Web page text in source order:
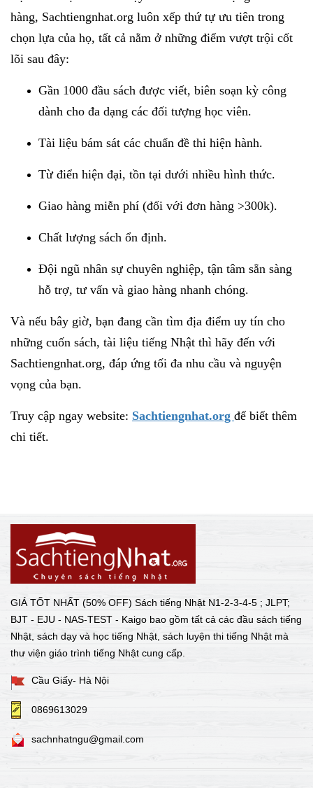
hàng, Sachtiengnhat.org luôn xếp thứ tự ưu tiên trong
chọn lựa của họ, tất cả nằm ở những điểm vượt trội cốt
lõi sau đây:
Gần 1000 đầu sách được viết, biên soạn kỳ công
dành cho đa dạng các đối tượng học viên.
Tài liệu bám sát các chuẩn đề thi hiện hành.
Từ điển hiện đại, tồn tại dưới nhiều hình thức.
Giao hàng miễn phí (đối với đơn hàng >300k).
Chất lượng sách ổn định.
Đội ngũ nhân sự chuyên nghiệp, tận tâm sẵn sàng
hỗ trợ, tư vấn và giao hàng nhanh chóng.
Và nếu bây giờ, bạn đang cần tìm địa điểm uy tín cho
những cuốn sách, tài liệu tiếng Nhật thì hãy đến với
Sachtiengnhat.org, đáp ứng tối đa nhu cầu và nguyện
vọng của bạn.
Truy cập ngay website: Sachtiengnhat.org để biết thêm
chi tiết.
GIÁ TỐT NHẤT (50% OFF) Sách tiếng Nhật N1-2-3-4-5 ; JLPT;
BJT - EJU - NAS-TEST - Kaigo bao gồm tất cả các đầu sách tiếng
Nhật, sách dạy và học tiếng Nhật, sách luyện thi tiếng Nhật mà
thư viện giáo trình tiếng Nhật cung cấp.
Cầu Giấy- Hà Nội
0869613029
sachnhatngu@gmail.com